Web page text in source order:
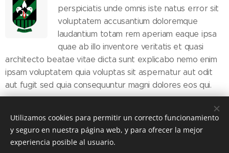
perspiciatis unde omnis iste natus error sit
voluptatem accusantium doloremque
laudantium totam rem aperiam eaque ipsa
quae ab illo inventore veritatis et quasi
architecto beatae vitae dicta sunt explicabo nemo enim
ipsam voluptatem quia voluptas sit aspernatur aut odit
aut fugit sed quia consequuntur magni dolores eos qui.
Utilizamos cookies para permitir un correcto funcionamiento
y seguro en nuestra página web, y para ofrecer la mejor
experiencia posible al usuario.